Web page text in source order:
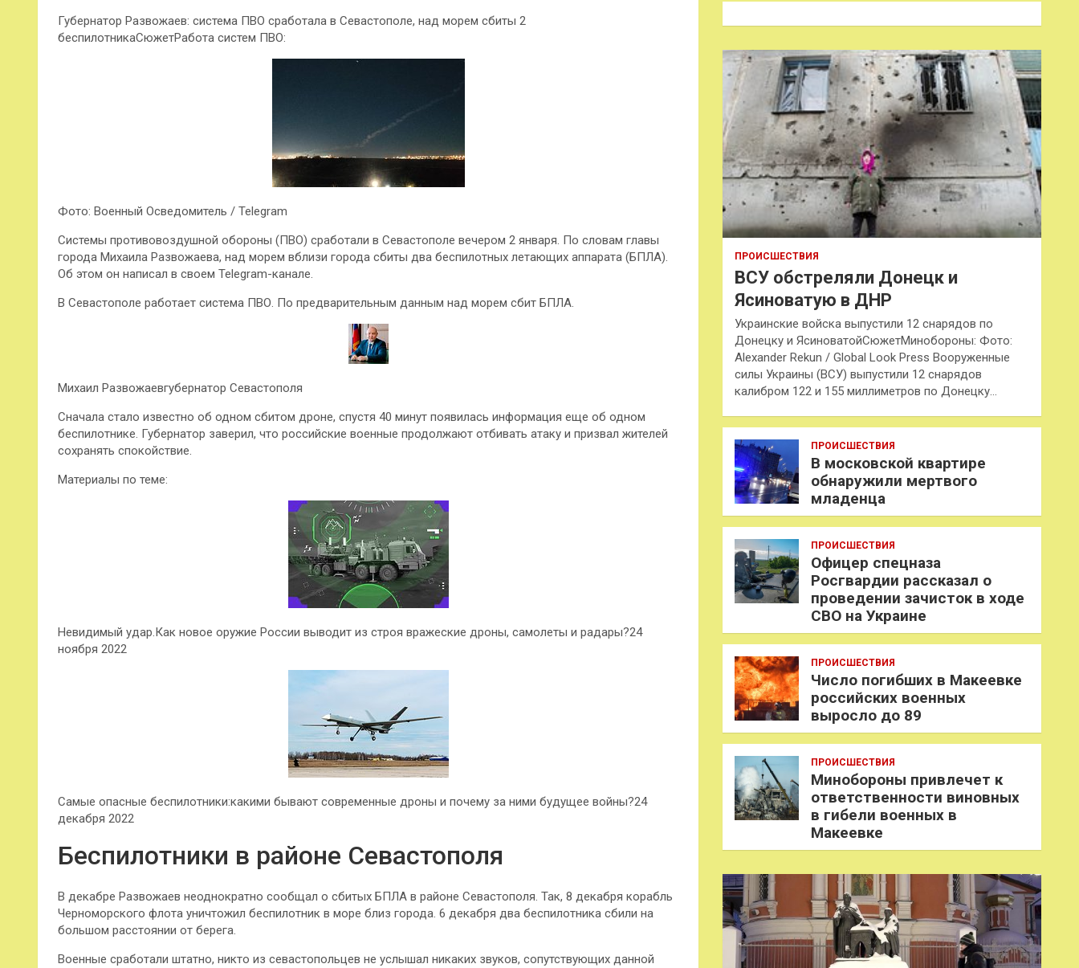
Губернатор Развожаев: система ПВО сработала в Севастополе, над морем сбиты 2
беспилотникаСюжетРабота систем ПВО:
Фото: Военный Осведомитель / Telegram
Системы противовоздушной обороны (ПВО) сработали в Севастополе вечером 2 января. По словам главы
города Михаила Развожаева, над морем вблизи города сбиты два беспилотных летающих аппарата (БПЛА).
Об этом он написал в своем Telegram-канале.
В Севастополе работает система ПВО. По предварительным данным над морем сбит БПЛА.
Михаил Развожаевгубернатор Севастополя
Сначала стало известно об одном сбитом дроне, спустя 40 минут появилась информация еще об одном
беспилотнике. Губернатор заверил, что российские военные продолжают отбивать атаку и призвал жителей
сохранять спокойствие.
Материалы по теме:
Невидимый удар.Как новое оружие России выводит из строя вражеские дроны, самолеты и радары?24
ноября 2022
Самые опасные беспилотники:какими бывают современные дроны и почему за ними будущее войны?24
декабря 2022
Беспилотники в районе Севастополя
В декабре Развожаев неоднократно сообщал о сбитых БПЛА в районе Севастополя. Так, 8 декабря корабль
Черноморского флота уничтожил беспилотник в море близ города. 6 декабря два беспилотника сбили на
большом расстоянии от берега.
Военные сработали штатно, никто из севастопольцев не услышал никаких звуков, сопутствующих данной
к
ПРОИСШЕСТВИЯ
ВСУ обстреляли Донецк и
Ясиноватую в ДНР
Украинские войска выпустили 12 снарядов по
Донецку и ЯсиноватойСюжетМинобороны: Фото:
Alexander Rekun / Global Look Press Вооруженные
силы Украины (ВСУ) выпустили 12 снарядов
калибром 122 и 155 миллиметров по Донецку…
ПРОИСШЕСТВИЯ
В московской квартире
обнаружили мертвого
младенца
ПРОИСШЕСТВИЯ
Офицер спецназа
Росгвардии рассказал о
проведении зачисток в ходе
СВО на Украине
ПРОИСШЕСТВИЯ
Число погибших в Макеевке
российских военных
выросло до 89
ПРОИСШЕСТВИЯ
Минобороны привлечет к
ответственности виновных
в гибели военных в
Макеевке